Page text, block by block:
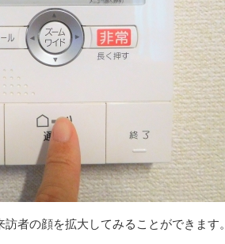
者の顔を拡大してみることができます。